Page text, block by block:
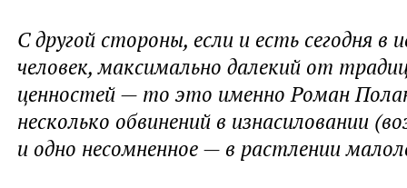
С другой стороны, если и есть сегодня в
человек, максимально далекий от
ценностей — то это именно Роман
несколько обвинений в изнасиловании
и одно несомненное — в растлении